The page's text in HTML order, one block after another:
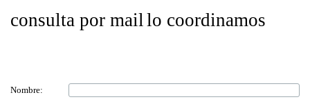
consulta por maillo coordinamos
Nombre: